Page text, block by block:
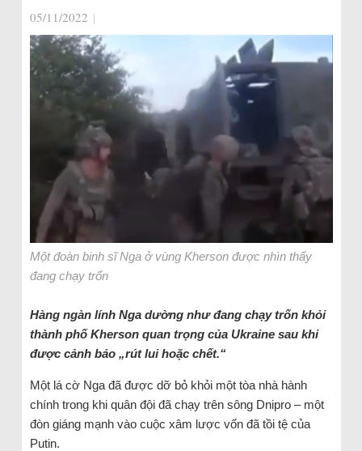
05/11/2022 |
Một đoàn binh sĩ Nga ở vùng Kherson được nhìn thấy
đang chạy trốn
Hàng ngàn lính Nga dường như đang chạy trốn khỏi
thành phố Kherson quan trọng của Ukraine sau khi
được cảnh báo „rút lui hoặc chết.“
Một lá cờ Nga đã được dỡ bỏ khỏi một tòa nhà hành
chính trong khi quân đội đã chạy trên sông Dnipro – một
đòn giáng mạnh vào cuộc xâm lược vốn đã tồi tệ của
Putin.